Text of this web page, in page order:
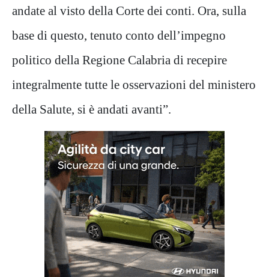
andate al visto della Corte dei conti. Ora, sulla
base di questo, tenuto conto dell’impegno
politico della Regione Calabria di recepire
integralmente tutte le osservazioni del ministero
della Salute, si è andati avanti”.